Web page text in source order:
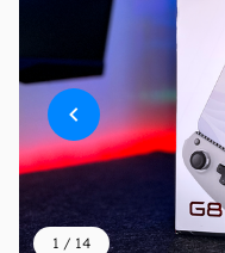
1 / 14